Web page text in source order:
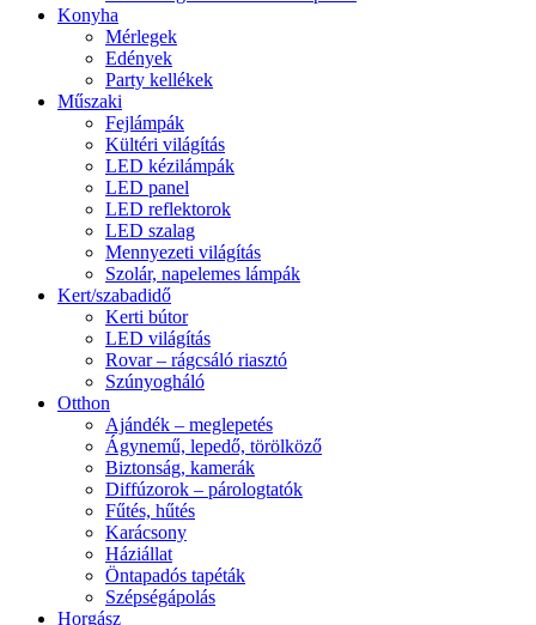
Konyha
Mérlegek
Edények
Party kellékek
Műszaki
Fejlámpák
Kültéri világítás
LED kézilámpák
LED panel
LED reflektorok
LED szalag
Mennyezeti világítás
Szolár, napelemes lámpák
Kert/szabadidő
Kerti bútor
LED világítás
Rovar – rágcsáló riasztó
Szúnyogháló
Otthon
Ajándék – meglepetés
Ágynemű, lepedő, törölköző
Biztonság, kamerák
Diffúzorok – párologtatók
Fűtés, hűtés
Karácsony
Háziállat
Öntapadós tapéták
Szépségápolás
Horgász